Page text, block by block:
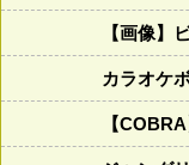
【画像】
カラオケ
【